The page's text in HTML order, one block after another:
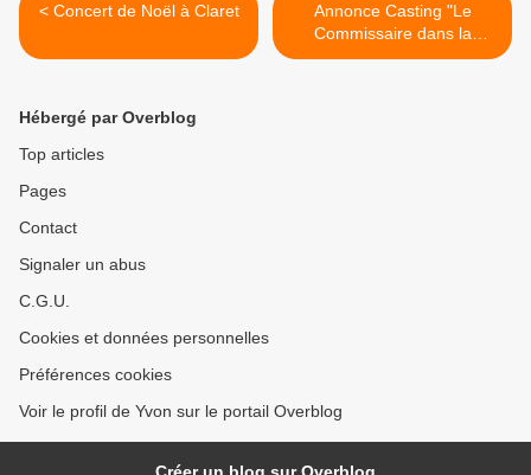
< Concert de Noël à Claret
Annonce Casting "Le
Commissaire dans la
Truffière" >
Hébergé par Overblog
Top articles
Pages
Contact
Signaler un abus
C.G.U.
Cookies et données personnelles
Préférences cookies
Voir le profil de Yvon sur le portail Overblog